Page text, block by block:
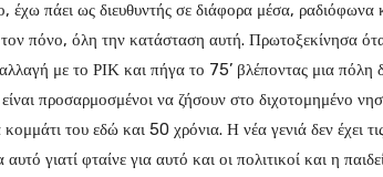
έχω πάει ως διευθυντής σε διάφορα μέσα, ραδιόφωνα
πόνο, όλη την κατάσταση αυτή. Πρωτοξεκίνησα
με το ΡΙΚ και πήγα το 75’ βλέποντας μια
είναι προσαρμοσμένοι να ζήσουν στο διχοτομημένο
του εδώ και 50 χρόνια. Η νέα γενιά δεν έχει
αυτό γιατί φταίνε για αυτό και οι πολιτικοί και η